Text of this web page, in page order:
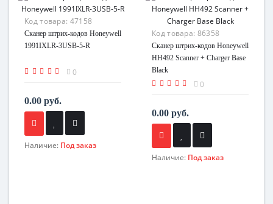
Код товара: 47158
Сканер штрих-кодов Honeywell
1991IXLR-3USB-5-R
0
0.00 руб.
Наличие: Под заказ
Код товара: 86358
Сканер штрих-кодов Honeywell
HH492 Scanner + Charger Base
Black
0
0.00 руб.
Наличие: Под заказ